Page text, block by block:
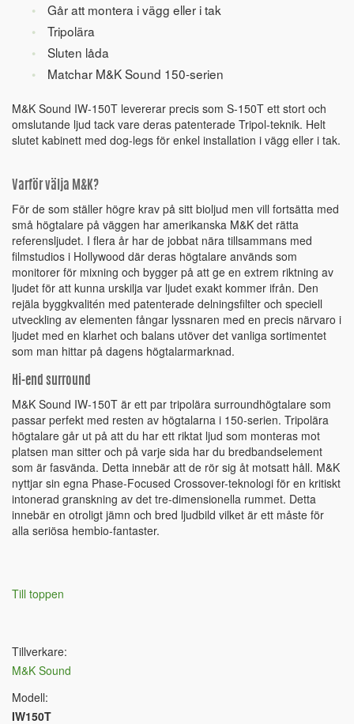
Går att montera i vägg eller i tak
Tripolära
Sluten låda
Matchar M&K Sound 150-serien
M&K Sound IW-150T levererar precis som S-150T ett stort och
omslutande ljud tack vare deras patenterade Tripol-teknik. Helt
slutet kabinett med dog-legs för enkel installation i vägg eller i tak.
Varför välja M&K?
För de som ställer högre krav på sitt bioljud men vill fortsätta med
små högtalare på väggen har amerikanska M&K det rätta
referensljudet. I flera år har de jobbat nära tillsammans med
filmstudios i Hollywood där deras högtalare används som
monitorer för mixning och bygger på att ge en extrem riktning av
ljudet för att kunna urskilja var ljudet exakt kommer ifrån. Den
rejäla byggkvalitén med patenterade delningsfilter och speciell
utveckling av elementen fångar lyssnaren med en precis närvaro i
ljudet med en klarhet och balans utöver det vanliga sortimentet
som man hittar på dagens högtalarmarknad.
Hi-end surround
M&K Sound IW-150T är ett par tripolära surroundhögtalare som
passar perfekt med resten av högtalarna i 150-serien. Tripolära
högtalare går ut på att du har ett riktat ljud som monteras mot
platsen man sitter och på varje sida har du bredbandselement
som är fasvända. Detta innebär att de rör sig åt motsatt håll. M&K
nyttjar sin egna Phase-Focused Crossover-teknologi för en kritiskt
intonerad granskning av det tre-dimensionella rummet. Detta
innebär en otroligt jämn och bred ljudbild vilket är ett måste för
alla seriösa hembio-fantaster.
Till toppen
Tillverkare:
M&K Sound
Modell:
IW150T